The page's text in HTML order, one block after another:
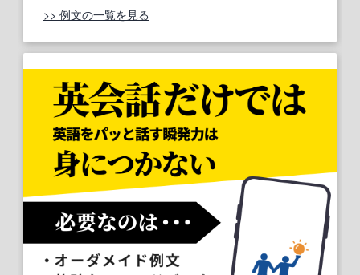
>> 例文の一覧を見る